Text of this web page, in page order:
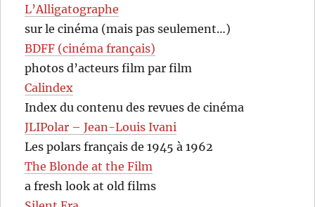
L’Alligatographe
sur le cinéma (mais pas seulement…)
BDFF (cinéma français)
photos d’acteurs film par film
Calindex
Index du contenu des revues de cinéma
JLIPolar – Jean-Louis Ivani
Les polars français de 1945 à 1962
The Blonde at the Film
a fresh look at old films